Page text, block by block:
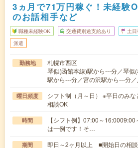
3ヵ月で71万円稼ぐ！未経験
のお話相手など
職種未経験OK 交通費別途支給あり 土
派遣
勤務地
札幌市西区
琴似(函館本線)駅から---分／琴似
駅から---分／宮の沢駅から---分
曜日頻度
シフト制（月～日） ※平日のみ
相談OK
時間
【シフト例】07:00～
は一例です！そ…
期間 即日～2ヶ月以上 ■開始日の相談